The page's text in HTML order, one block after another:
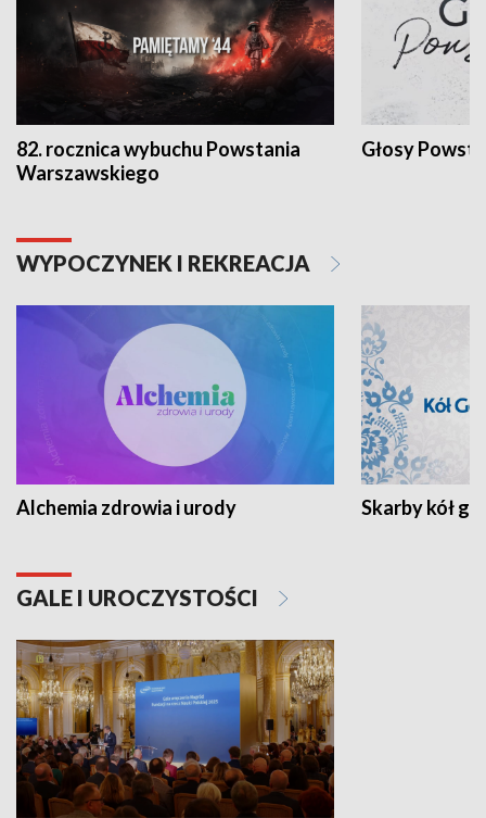
82. rocznica wybuchu Powstania
Warszawskiego
Głosy
WYPOCZYNEK I REKREACJA
Alchemia zdrowia i urody Skarby kół
GALE I UROCZYSTOŚCI